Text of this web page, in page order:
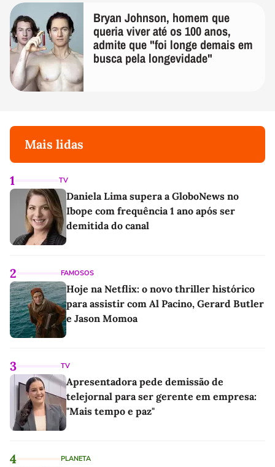
Bryan Johnson, homem que
queria viver até os 100 anos,
admite que "foi longe demais em
busca pela longevidade"
Mais lidas
1 TV
Daniela Lima supera a GloboNews no
Ibope com frequência 1 ano após ser
demitida do canal
2 FAMOSOS
Hoje na Netflix: o novo thriller histórico
para assistir com Al Pacino, Gerard Butler
e Jason Momoa
3 TV
Apresentadora pede demissão de
telejornal para ser gerente em empresa:
"Mais tempo e paz"
4 PLANETA